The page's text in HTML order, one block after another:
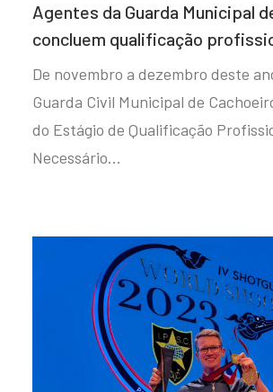
Agentes da Guarda Municipal
concluem qualificação
De novembro a dezembro deste
Guarda Civil Municipal de
do Estágio de Qualificação
Necessário…